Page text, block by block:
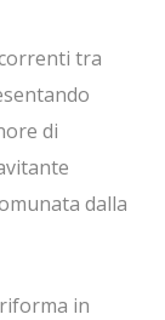
tra
di
dalla
in